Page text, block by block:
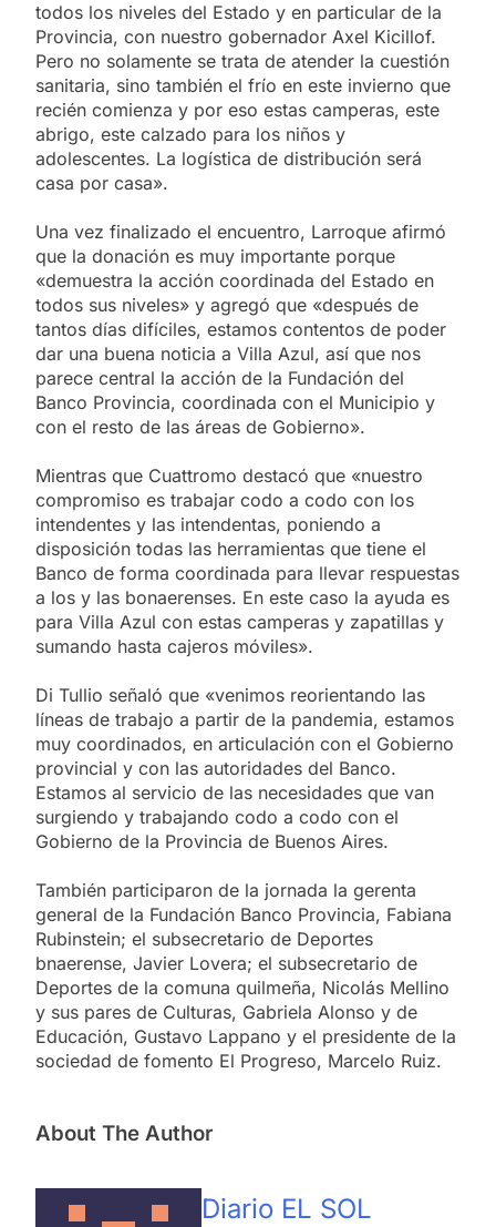
todos los niveles del Estado y en particular de la
Provincia, con nuestro gobernador Axel Kicillof.
Pero no solamente se trata de atender la cuestión
sanitaria, sino también el frío en este invierno que
recién comienza y por eso estas camperas, este
abrigo, este calzado para los niños y
adolescentes. La logística de distribución será
casa por casa».
Una vez finalizado el encuentro, Larroque afirmó
que la donación es muy importante porque
«demuestra la acción coordinada del Estado en
todos sus niveles» y agregó que «después de
tantos días difíciles, estamos contentos de poder
dar una buena noticia a Villa Azul, así que nos
parece central la acción de la Fundación del
Banco Provincia, coordinada con el Municipio y
con el resto de las áreas de Gobierno».
Mientras que Cuattromo destacó que «nuestro
compromiso es trabajar codo a codo con los
intendentes y las intendentas, poniendo a
disposición todas las herramientas que tiene el
Banco de forma coordinada para llevar respuestas
a los y las bonaerenses. En este caso la ayuda es
para Villa Azul con estas camperas y zapatillas y
sumando hasta cajeros móviles».
Di Tullio señaló que «venimos reorientando las
líneas de trabajo a partir de la pandemia, estamos
muy coordinados, en articulación con el Gobierno
provincial y con las autoridades del Banco.
Estamos al servicio de las necesidades que van
surgiendo y trabajando codo a codo con el
Gobierno de la Provincia de Buenos Aires.
También participaron de la jornada la gerenta
general de la Fundación Banco Provincia, Fabiana
Rubinstein; el subsecretario de Deportes
bnaerense, Javier Lovera; el subsecretario de
Deportes de la comuna quilmeña, Nicolás Mellino
y sus pares de Culturas, Gabriela Alonso y de
Educación, Gustavo Lappano y el presidente de la
sociedad de fomento El Progreso, Marcelo Ruiz.
About The Author
Diario EL SOL